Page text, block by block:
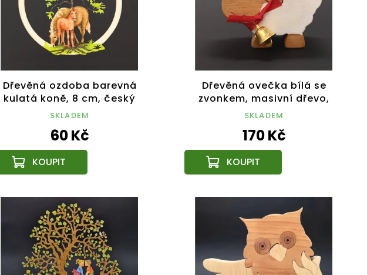
Dřevěná ozdoba barevná
kulatá koně, 8 cm, český
výrobek
SKLADEM
60 Kč
Dřevěná ovečka bílá se
zvonkem, masivní dřevo,
6x5x2 cm
SKLADEM
170 Kč